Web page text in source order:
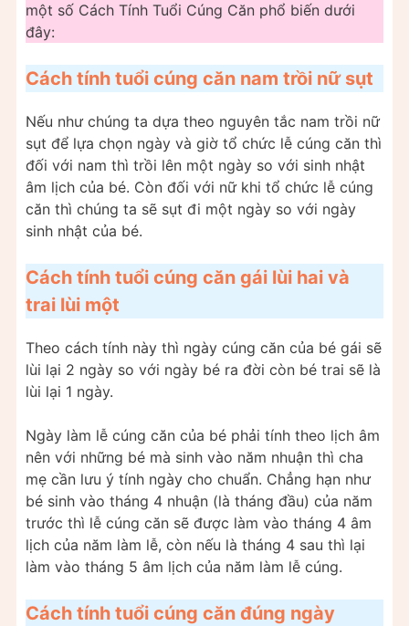
một số Cách Tính Tuổi Cúng Căn phổ biến dưới
đây:
Cách tính tuổi cúng căn nam trồi nữ sụt
Nếu như chúng ta dựa theo nguyên tắc nam trồi nữ
sụt để lựa chọn ngày và giờ tổ chức lễ cúng căn thì
đối với nam thì trồi lên một ngày so với sinh nhật
âm lịch của bé. Còn đối với nữ khi tổ chức lễ cúng
căn thì chúng ta sẽ sụt đi một ngày so với ngày
sinh nhật của bé.
Cách tính tuổi cúng căn gái lùi hai và
trai lùi một
Theo cách tính này thì ngày cúng căn của bé gái sẽ
lùi lại 2 ngày so với ngày bé ra đời còn bé trai sẽ là
lùi lại 1 ngày.
Ngày làm lễ cúng căn của bé phải tính theo lịch âm
nên với những bé mà sinh vào năm nhuận thì cha
mẹ cần lưu ý tính ngày cho chuẩn. Chẳng hạn như
bé sinh vào tháng 4 nhuận (là tháng đầu) của năm
trước thì lễ cúng căn sẽ được làm vào tháng 4 âm
lịch của năm làm lễ, còn nếu là tháng 4 sau thì lại
làm vào tháng 5 âm lịch của năm làm lễ cúng.
Cách tính tuổi cúng căn đúng ngày